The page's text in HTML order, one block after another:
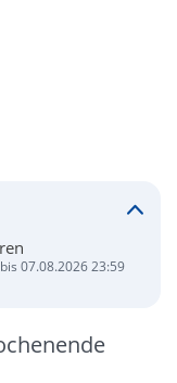
07.08.2026 23:59